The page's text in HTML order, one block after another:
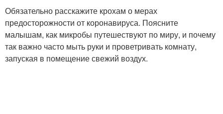
Обязательно расскажите крохам о мерах
предосторожности от коронавируса. Поясните
малышам, как микробы путешествуют по миру, и почему
так важно часто мыть руки и проветривать комнату,
запуская в помещение свежий воздух.